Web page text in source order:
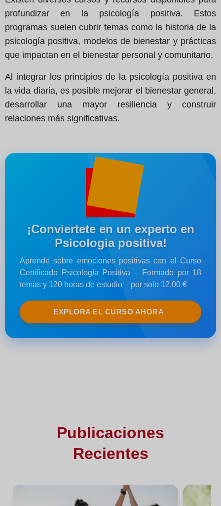
profundizar en la psicología positiva. Estos
programas suelen cubrir temas como la historia de la
psicología positiva, modelos de bienestar y prácticas
que impactan en el bienestar personal y comunitario.
Al integrar los principios de la psicología positiva en
la vida diaria, es posible mejorar el bienestar general,
desarrollar una mayor resiliencia y construir
relaciones más significativas.
¡Conviertete en un experto en
Psicologia positiva!
Aprende sobre emociones positivas con el Curso
Certificado Psicología Positiva – Formado por 18
temas y 120 horas de estudio – por solo 12,00 €
EXPLORA EL CURSO AHORA
Publicaciones
Recientes